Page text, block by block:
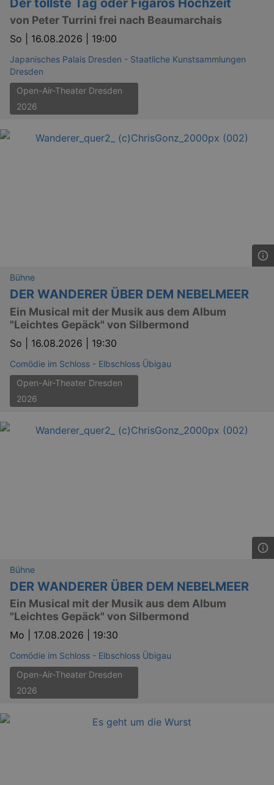
Der tollste Tag oder Figaros Hochzeit
von Peter Turrini frei nach Beaumarchais
So | 16.08.2026 | 19:00
Japanisches Palais Dresden - Staatliche Kunstsammlungen
Dresden
Open-Air-Theater Dresden
2026
Bühne
DER WANDERER ÜBER DEM NEBELMEER
Ein Musical mit der Musik aus dem Album
"Leichtes Gepäck" von Silbermond
So | 16.08.2026 | 19:30
Comödie im Schloss - Elbschloss Übigau
Open-Air-Theater Dresden
2026
Bühne
DER WANDERER ÜBER DEM NEBELMEER
Ein Musical mit der Musik aus dem Album
"Leichtes Gepäck" von Silbermond
Mo | 17.08.2026 | 19:30
Comödie im Schloss - Elbschloss Übigau
Open-Air-Theater Dresden
2026
mobile
.kulturkalender-
dresden.de
PHPSESSID
dresden.de